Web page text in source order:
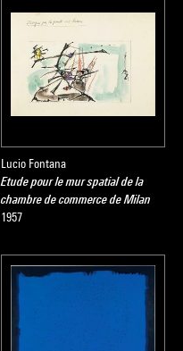
Lucio Fontana
Etude pour le mur spatial de la
chambre de commerce de Milan
1957